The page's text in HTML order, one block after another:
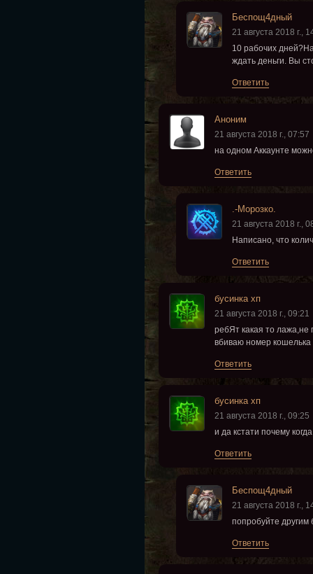
Беспощ4дный
21 августа 2018 г.,
10 рабочих
ждать деньги. Вы
Ответить
Аноним
21 августа 2018 г., 07:57
на одном Аккаунте
Ответить
.-Морозко.
21 августа 2018 г.,
Написано, что
Ответить
бусинка хп
21 августа 2018 г., 09:21
ребЯт какая то
вбиваю номер кошелька
Ответить
бусинка хп
21 августа 2018 г., 09:25
и да кстати почему
Ответить
Беспощ4дный
21 августа 2018 г.,
попробуйте другим
Ответить